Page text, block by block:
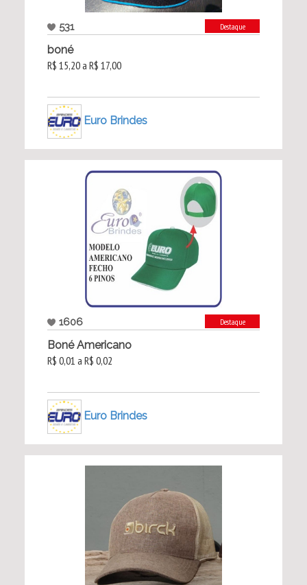
531 Destaque
boné
R$ 15,20 a R$ 17,00
Euro Brindes
1606 Destaque
Boné Americano
R$ 0,01 a R$ 0,02
Euro Brindes